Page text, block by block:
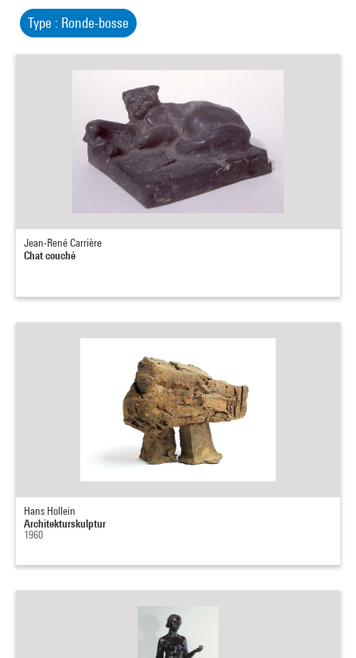
Type : Ronde-bosse
Jean-René Carrière
Chat couché
Hans Hollein
Architekturskulptur
1960